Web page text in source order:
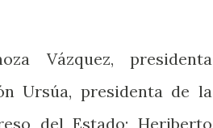
Vázquez, presidenta
Ursúa, presidenta de la
del Estado; Heriberto